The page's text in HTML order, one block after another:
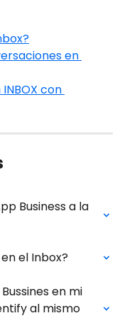
en
con
Business a la
el Inbox?
en mi
al mismo